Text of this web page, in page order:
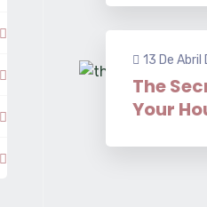
13 De Abril
The
Your